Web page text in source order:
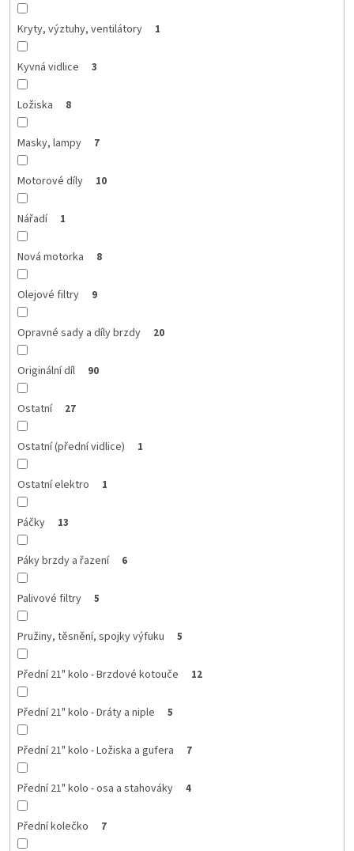
Kryty, výztuhy, ventilátory 1
Kyvná vidlice 3
Ložiska 8
Masky, lampy 7
Motorové díly 10
Nářadí 1
Nová motorka 8
Olejové filtry 9
Opravné sady a díly brzdy 20
Originální díl 90
Ostatní 27
Ostatní (přední vidlice) 1
Ostatní elektro 1
Páčky 13
Páky brzdy a řazení 6
Palivové filtry 5
Pružiny, těsnění, spojky výfuku 5
Přední 21" kolo - Brzdové kotouče 12
Přední 21" kolo - Dráty a niple 5
Přední 21" kolo - Ložiska a gufera 7
Přední 21" kolo - osa a stahováky 4
Přední kolečko 7